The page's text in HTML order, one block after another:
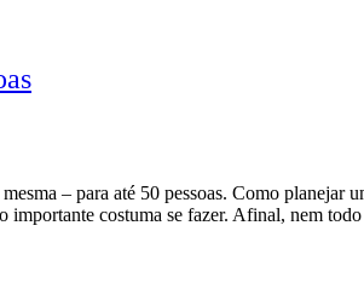
– para até 50 pessoas. Como planejar
importante costuma se fazer. Afinal, nem